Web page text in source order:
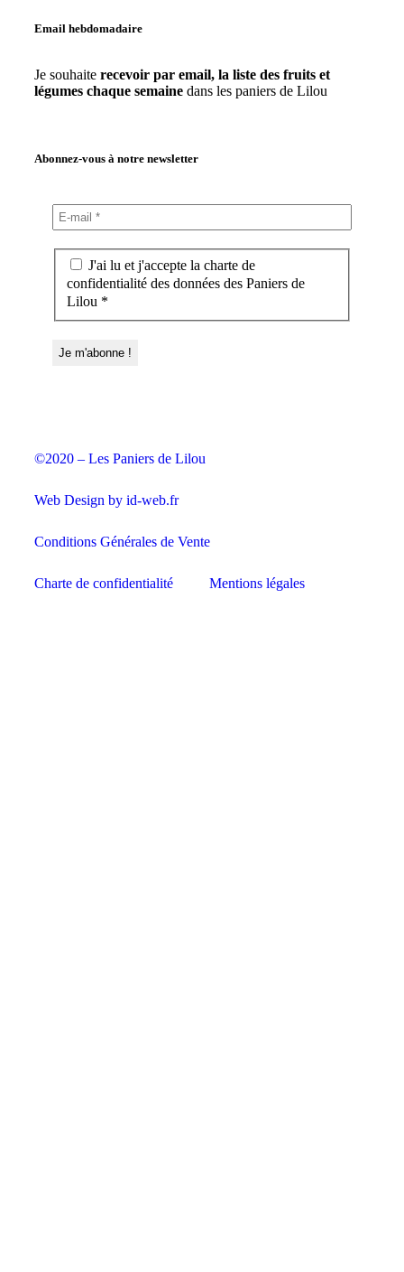
Email hebdomadaire
Je souhaite recevoir par email, la liste des fruits et
légumes chaque semaine dans les paniers de Lilou
Abonnez-vous à notre newsletter
J'ai lu et j'accepte la charte de
confidentialité des données des Paniers de
Lilou *
©2020 – Les Paniers de Lilou
Web Design by id-web.fr
Conditions Générales de Vente
Charte de confidentialité Mentions légales